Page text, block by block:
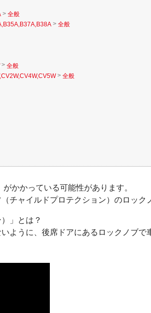
> 全般
> 全般
> 全般
> 全般
がかかっている可能性があります。
チャイルドプロテクション）のロック
」とは？
ように、後席ドアにあるロックノブ